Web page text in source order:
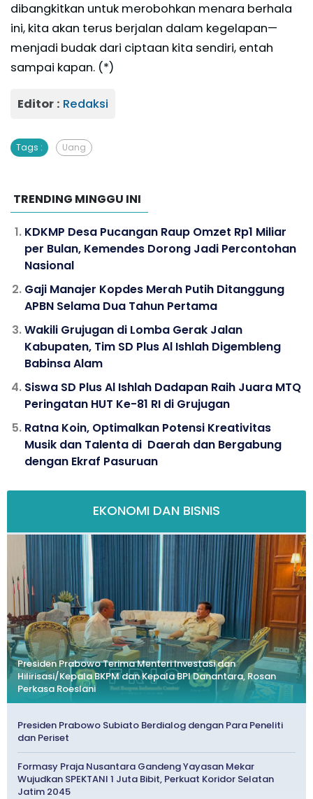
dibangkitkan untuk merobohkan menara berhala
ini, kita akan terus berjalan dalam kegelapan—
menjadi budak dari ciptaan kita sendiri, entah
sampai kapan. (*)
Editor : Redaksi
Tags : Uang
TRENDING MINGGU INI
KDKMP Desa Pucangan Raup Omzet Rp1 Miliar
per Bulan, Kemendes Dorong Jadi Percontohan
Nasional
Gaji Manajer Kopdes Merah Putih Ditanggung
APBN Selama Dua Tahun Pertama
Wakili Grujugan di Lomba Gerak Jalan
Kabupaten, Tim SD Plus Al Ishlah Digembleng
Babinsa Alam
Siswa SD Plus Al Ishlah Dadapan Raih Juara MTQ
Peringatan HUT Ke-81 RI di Grujugan
Ratna Koin, Optimalkan Potensi Kreativitas
Musik dan Talenta di Daerah dan Bergabung
dengan Ekraf Pasuruan
EKONOMI DAN BISNIS
Presiden Prabowo Terima Menteri Investasi dan
Hilirisasi/Kepala BKPM dan Kepala BPI Danantara, Rosan
Perkasa Roeslani
Presiden Prabowo Subiato Berdialog dengan Para Peneliti
dan Periset
Formasy Praja Nusantara Gandeng Yayasan Mekar
Wujudkan SPEKTANI 1 Juta Bibit, Perkuat Koridor Selatan
Jatim 2045